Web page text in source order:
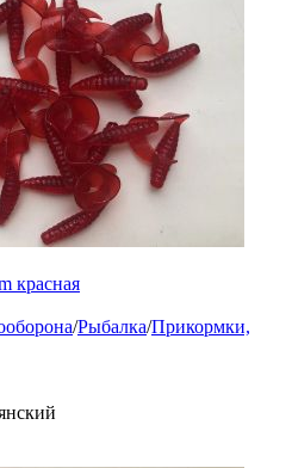
красная
/Рыбалка/Прикормки,